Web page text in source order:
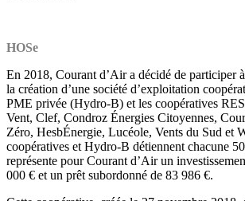
HOSe
En 2018, Courant d’Air a décidé de participer
la création d’une société d’exploitation
PME privée (Hydro-B) et les coopératives
Vent, Clef, Condroz Énergies Citoyennes,
Zéro, HesbÉnergie, Lucéole, Vents du Sud et
coopératives et Hydro-B détiennent chacune
représente pour Courant d’Air un
000 € et un prêt subordonné de 83 986 €.